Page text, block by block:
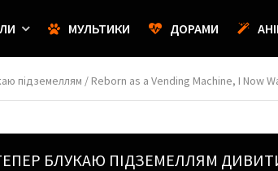
МУЛЬТИКИ ДОРАМИ
підземеллям / Reborn as a Vending Machine, I Now
БЛУКАЮ ПІДЗЕМЕЛЛЯМ